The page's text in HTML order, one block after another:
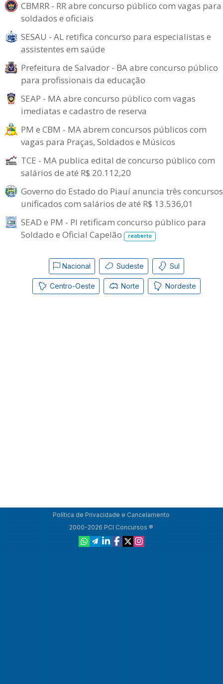
CBMRR - RR abre concurso público com vagas para
soldados e oficiais
SESAU - AL retifica concurso para especialistas e
assistentes em saúde
Prefeitura de Salvador - BA abre concurso público
para profissionais da educação
SEAP - MA abre concurso público com vagas
imediatas e cadastro de reserva
PM e CBM - MA abrem concursos públicos com
vagas para Praças, Soldados e Músicos
TCE - MA publica edital de concurso público com
salários de até R$ 20.112,20
Governo do Estado do Piauí anuncia três concursos
unificados com salários de até R$ 13.536,01
SEAD e PM - PI retificam concurso público para
Soldado e Oficial Capelão
reaberto
Nacional Sudeste Sul
Centro-Oeste Norte Nordeste
Política de Privacidade e Cancelamento
2000-2026 PCI Concursos ®